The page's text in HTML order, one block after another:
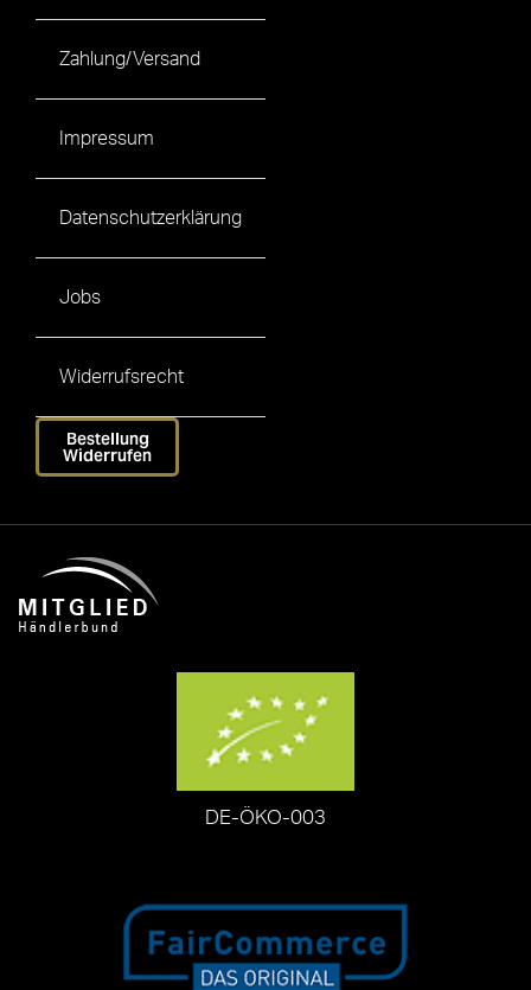
Zahlung/Versand
Impressum
Datenschutzerklärung
Jobs
Widerrufsrecht
Bestellung
Widerrufen
DE-ÖKO-003